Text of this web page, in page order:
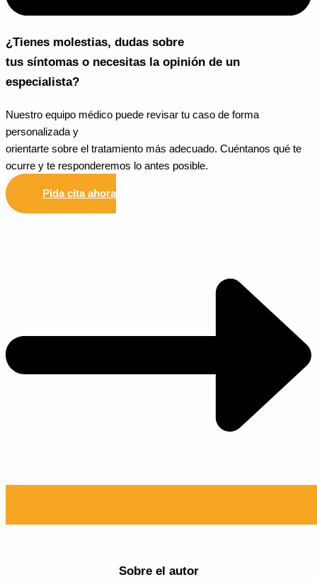
¿Tienes molestias, dudas sobre
tus síntomas o necesitas la opinión de un
especialista?
Nuestro equipo médico puede revisar tu caso de forma
personalizada y
orientarte sobre el tratamiento más adecuado. Cuéntanos qué te
ocurre y te responderemos lo antes posible.
Pida cita ahora
Sobre el autor